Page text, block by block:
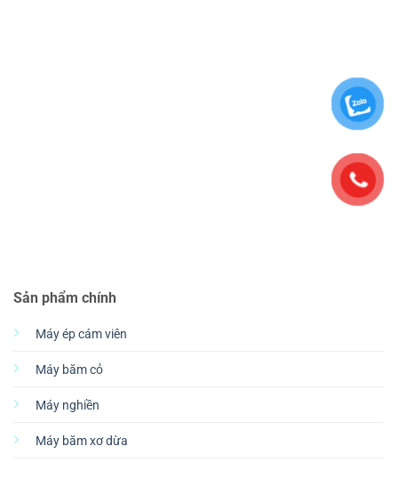
Sản phẩm chính
Máy ép cám viên
Máy băm cỏ
Máy nghiền
Máy băm xơ dừa